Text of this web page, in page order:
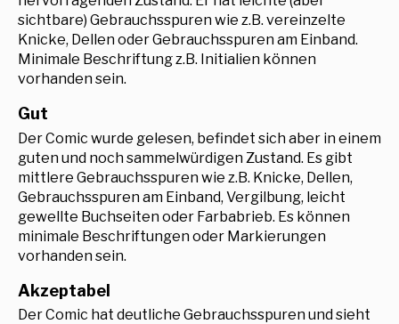
sichtbare) Gebrauchsspuren wie z.B. vereinzelte
Knicke, Dellen oder Gebrauchsspuren am Einband.
Minimale Beschriftung z.B. Initialien können
vorhanden sein.
Gut
Der Comic wurde gelesen, befindet sich aber in einem
guten und noch sammelwürdigen Zustand. Es gibt
mittlere Gebrauchsspuren wie z.B. Knicke, Dellen,
Gebrauchsspuren am Einband, Vergilbung, leicht
gewellte Buchseiten oder Farbabrieb. Es können
minimale Beschriftungen oder Markierungen
vorhanden sein.
Akzeptabel
Der Comic hat deutliche Gebrauchsspuren und sieht